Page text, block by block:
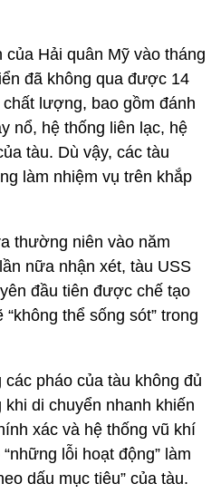
Hải quân Mỹ vào tháng
đã không qua được 14
lượng, bao gồm đánh
nổ, hệ thống liên lạc, hệ
tàu. Dù vậy, các tàu
làm nhiệm vụ trên khắp
thường niên vào năm
nữa nhận xét, tàu USS
đầu tiên được chế tạo
thể sống sót” trong
pháo của tàu không đủ
di chuyển nhanh khiến
xác và hệ thống vũ khí
lỗi hoạt động” làm
dấu mục tiêu” của tàu.